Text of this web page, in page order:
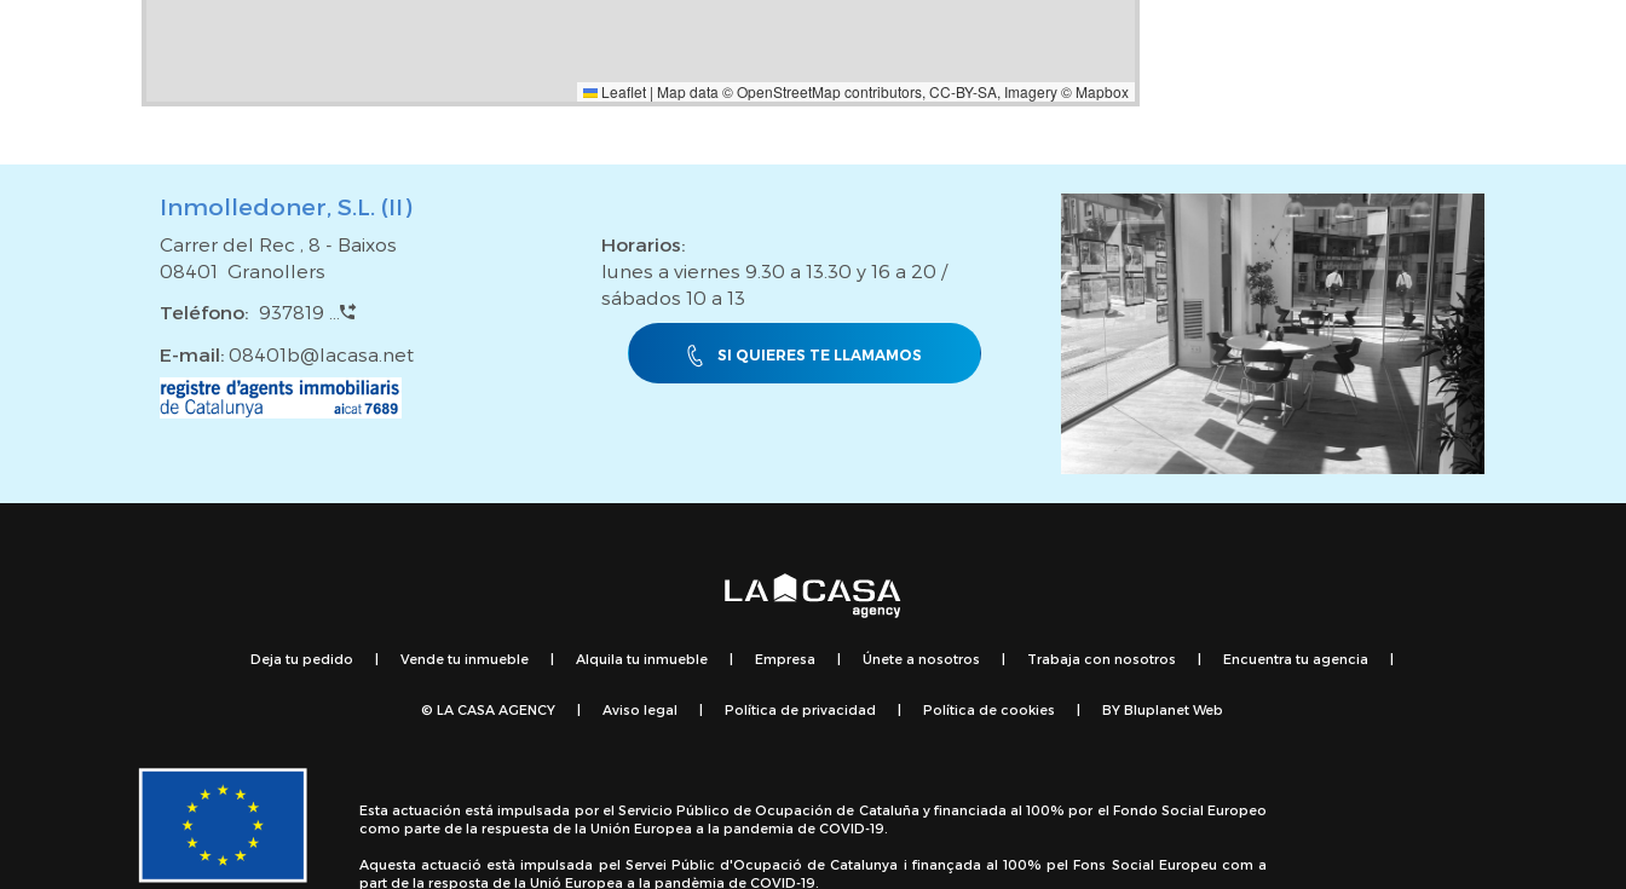
Leaflet | Map data ©OpenStreetMapcontributors, CC-BY-SA, Imagery © Mapbox
Inmolledoner, S.L. (II)
Carrer del Rec , 8 - Baixos
08401 Granollers
Teléfono: 937819 ...
E-mail: 08401b@lacasa.net
Horarios:
lunes a viernes 9.30 a 13.30 y 16 a 20 /
sábados 10 a 13
SI QUIERES TE LLAMAMOS
Deja tu pedido Vende tu inmueble Alquila tu inmueble Empresa Únete a nosotros Trabaja con nosotros Encuentra tu agencia
© LA CASA AGENCY Aviso legal Política de privacidad Política de cookies BY Bluplanet Web
Esta actuación está impulsada por el Servicio Público de Ocupación de Cataluña y financiada al 100% por el Fondo Social Europeo
como parte de la respuesta de la Unión Europea a la pandemia de COVID-19.
Aquesta actuació està impulsada pel Servei Públic d'Ocupació de Catalunya i finançada al 100% pel Fons Social Europeu com a
part de la resposta de la Unió Europea a la pandèmia de COVID-19.